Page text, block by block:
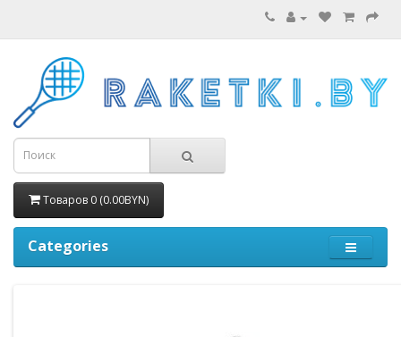
Товаров 0 (0.00BYN)
Categories